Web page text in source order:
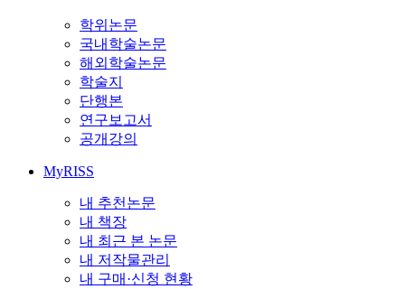
학위논문
국내학술논문
해외학술논문
학술지
단행본
연구보고서
공개강의
MyRISS
내 추천논문
내 책장
내 최근 본 논문
내 저작물관리
내 구매·신청 현황